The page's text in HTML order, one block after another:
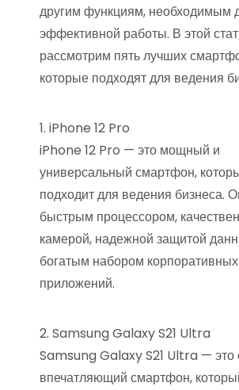
другим функциям, необходимым
эффективной работы. В этой
рассмотрим пять лучших
которые подходят для ведения
1. iPhone 12 Pro
iPhone 12 Pro — это мощный и
универсальный смартфон,
подходит для ведения бизнеса.
быстрым процессором,
камерой, надежной защитой
богатым набором корпоративных
приложений.
2. Samsung Galaxy S21 Ultra
Samsung Galaxy S21 Ultra — это
впечатляющий смартфон,